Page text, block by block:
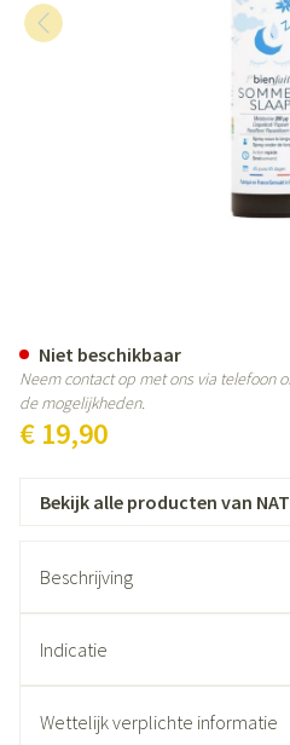
€ 19,90
Niet beschikbaar
Neem contact op met ons via telefoon
de mogelijkheden.
Bekijk alle producten van
Beschrijving
Indicatie
Wettelijk verplichte informatie